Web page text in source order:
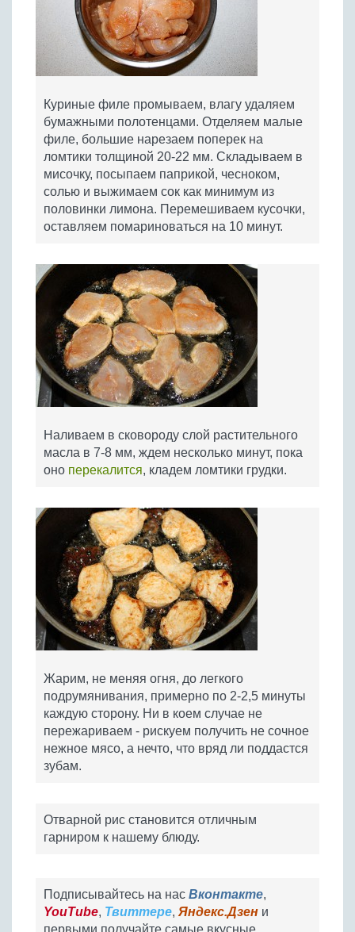
Куриные филе промываем, влагу удаляем
бумажными полотенцами. Отделяем малые
филе, большие нарезаем поперек на
ломтики толщиной 20-22 мм. Складываем в
мисочку, посыпаем паприкой, чесноком,
солью и выжимаем сок как минимум из
половинки лимона. Перемешиваем кусочки,
оставляем помариноваться на 10 минут.
Наливаем в сковороду слой растительного
масла в 7-8 мм, ждем несколько минут, пока
оно перекалится, кладем ломтики грудки.
Жарим, не меняя огня, до легкого
подрумянивания, примерно по 2-2,5 минуты
каждую сторону. Ни в коем случае не
пережариваем - рискуем получить не сочное
нежное мясо, а нечто, что вряд ли поддастся
зубам.
Отварной рис становится отличным
гарниром к нашему блюду.
Подписывайтесь на нас Вконтакте,
YouTube, Твиттере, Яндекс.Дзен и
первыми получайте самые вкусные